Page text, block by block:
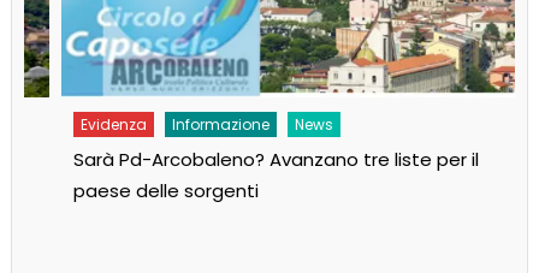
Evidenza Informazione News
Sarà Pd-Arcobaleno? Avanzano tre liste per il
paese delle sorgenti